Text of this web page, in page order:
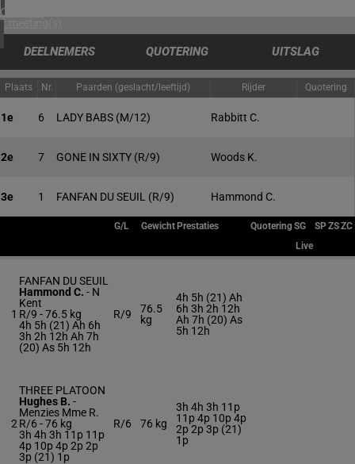
CANADA
1 meeting(s)
DEELNEMERS QUOTERING UITSLAG
Plaats Nr. Paarden (geslacht/leeftijd) Rijder Quotering
1e 6 LADY BABS (M/12) Rabbitt C.
2e 7 GONE IN SIXTY (R/9) Woods K.
3e 1 FANFAN DU SEUIL (R/9) Hammond C.
G/L Gewicht Prestaties QuoteringSG SPZSZC
Live
1
FANFAN DU SEUIL
Hammond C. - N
Kent
R/9 -76.5 kg
4h 5h (21) Ah 6h
3h 2h 12h Ah 7h
(20) As 5h 12h
R/9
76.5
kg
4h 5h (21) Ah
6h 3h 2h 12h
Ah 7h (20) As
5h 12h
2
THREE PLATOON
Hughes B. -
Menzies Mme R.
R/6 -76 kg
3h 4h 3h 11p 11p
4p 10p 4p 2p 2p
3p (21) 1p
R/6 76 kg
3h 4h 3h 11p
11p 4p 10p 4p
2p 2p 3p (21)
1p